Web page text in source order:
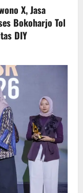
X, Jasa
Bokoharjo Tol
DIY